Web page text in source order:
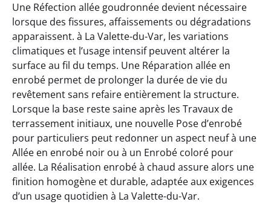
Une Réfection allée goudronnée devient nécessaire
lorsque des fissures, affaissements ou dégradations
apparaissent. à La Valette-du-Var, les variations
climatiques et l’usage intensif peuvent altérer la
surface au fil du temps. Une Réparation allée en
enrobé permet de prolonger la durée de vie du
revêtement sans refaire entièrement la structure.
Lorsque la base reste saine après les Travaux de
terrassement initiaux, une nouvelle Pose d’enrobé
pour particuliers peut redonner un aspect neuf à une
Allée en enrobé noir ou à un Enrobé coloré pour
allée. La Réalisation enrobé à chaud assure alors une
finition homogène et durable, adaptée aux exigences
d’un usage quotidien à La Valette-du-Var.